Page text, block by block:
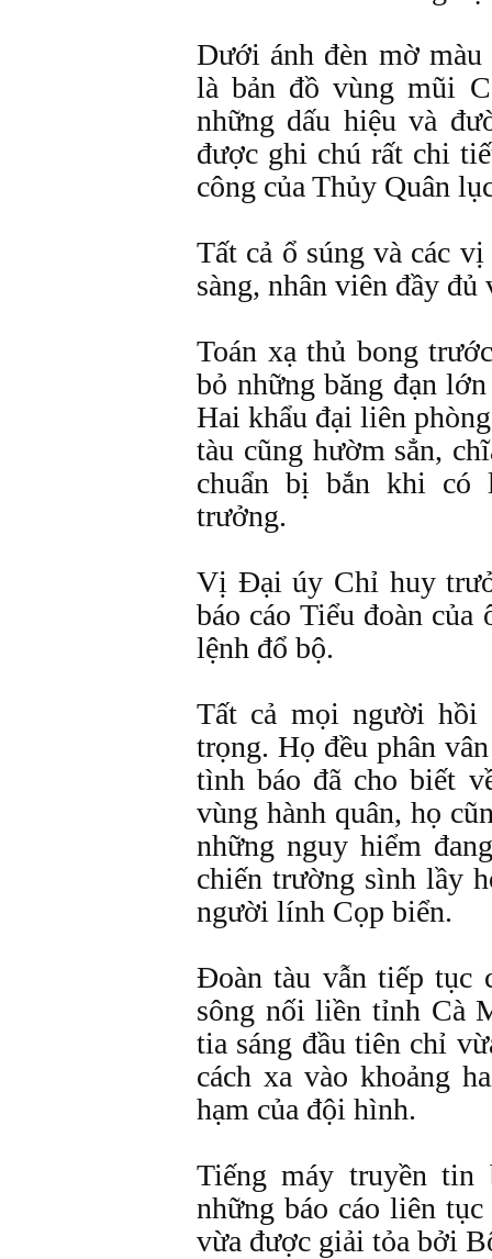
Dưới ánh đèn mờ
là bản đồ vùng mũi
những dấu hiệu và
được ghi chú rất chi
công của Thủy Quân
Tất cả ổ súng và các
sàng, nhân viên đầy đủ
Toán xạ thủ bong
bỏ những băng đạn
Hai khẩu đại liên
tàu cũng hườm sẳn,
chuẩn bị bắn khi có
trưởng.
Vị Ðại úy Chỉ huy
báo cáo Tiểu đoàn của
lệnh đổ bộ.
Tất cả mọi người hồi
trọng. Họ đều phân
tình báo đã cho biết
vùng hành quân, họ
những nguy hiểm
chiến trường sình lầy
người lính Cọp biển.
Ðoàn tàu vẫn tiếp tục
sông nối liền tỉnh Cà
tia sáng đầu tiên chỉ
cách xa vào khoảng
hạm của đội hình.
Tiếng máy truyền
những báo cáo liên
vừa được giải tỏa bởi